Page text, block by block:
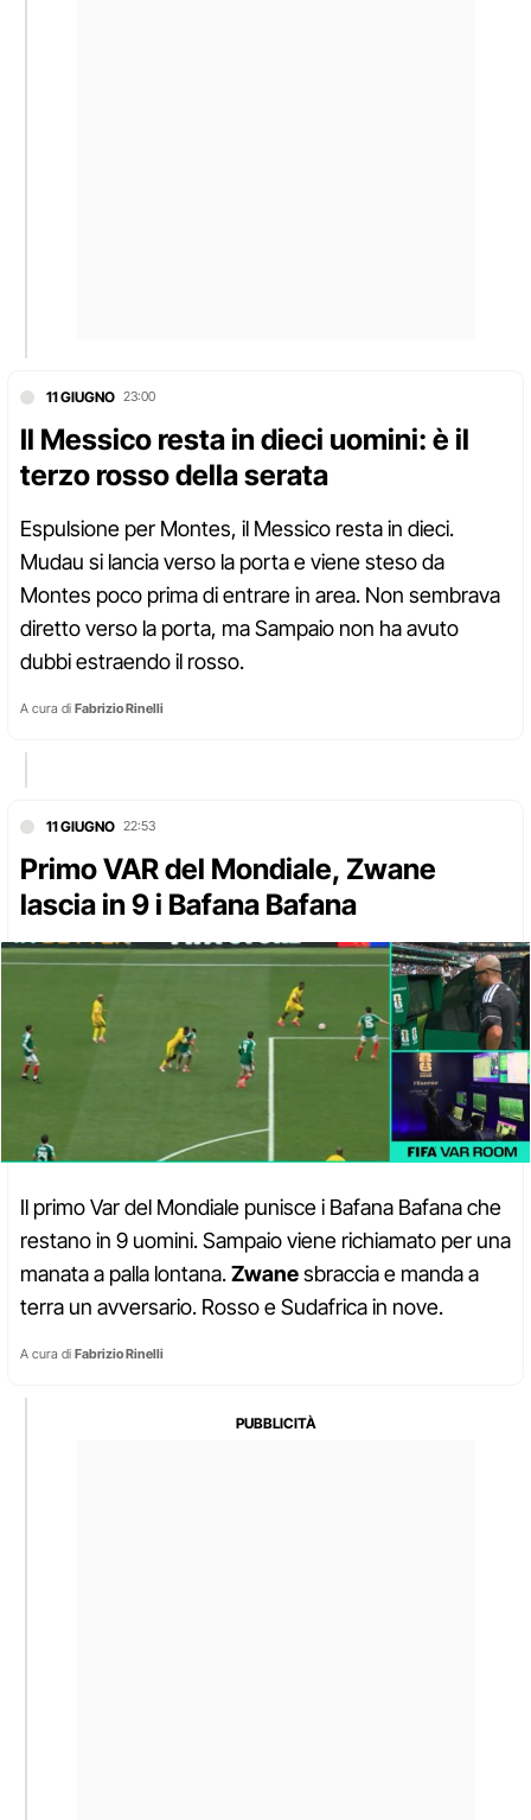
11 GIUGNO 23:00
Il Messico resta in dieci uomini: è il
terzo rosso della serata
Espulsione per Montes, il Messico resta in dieci.
Mudau si lancia verso la porta e viene steso da
Montes poco prima di entrare in area. Non sembrava
diretto verso la porta, ma Sampaio non ha avuto
dubbi estraendo il rosso.
A cura di Fabrizio Rinelli
11 GIUGNO 22:53
Primo VAR del Mondiale, Zwane
lascia in 9 i Bafana Bafana
Il primo Var del Mondiale punisce i Bafana Bafana che
restano in 9 uomini. Sampaio viene richiamato per una
manata a palla lontana.Zwanesbraccia e manda a
terra un avversario. Rosso e Sudafrica in nove.
A cura di Fabrizio Rinelli